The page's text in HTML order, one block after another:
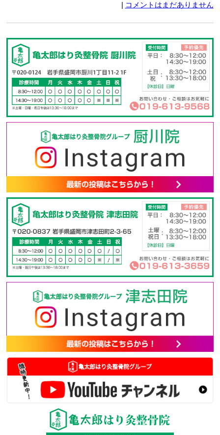
| コメントはまだありません